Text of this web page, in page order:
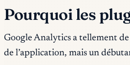
Pourquoi les
Google Analytics a tellement
de l’application, mais un